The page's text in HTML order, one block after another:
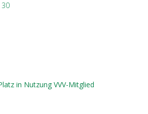
30
in Nutzung VVV-Mitglied